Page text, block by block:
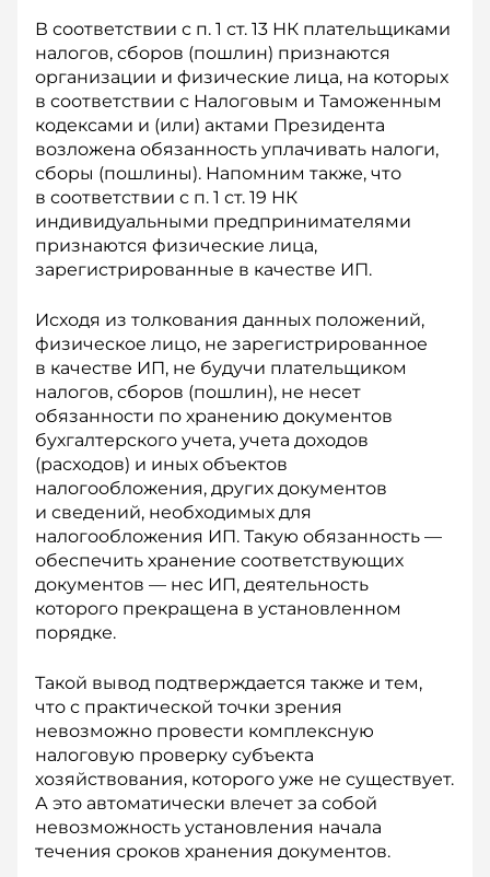
В соответствии с п. 1 ст. 13 НК плательщиками
налогов, сборов (пошлин) признаются
организации и физические лица, на которых
в соответствии с Налоговым и Таможенным
кодексами и (или) актами Президента
возложена обязанность уплачивать налоги,
сборы (пошлины). Напомним также, что
в соответствии с п. 1 ст. 19 НК
индивидуальными предпринимателями
признаются физические лица,
зарегистрированные в качестве ИП.
Исходя из толкования данных положений,
физическое лицо, не зарегистрированное
в качестве ИП, не будучи плательщиком
налогов, сборов (пошлин), не несет
обязанности по хранению документов
бухгалтерского учета, учета доходов
(расходов) и иных объектов
налогообложения, других документов
и сведений, необходимых для
налогообложения ИП. Такую обязанность —
обеспечить хранение соответствующих
документов — нес ИП, деятельность
которого прекращена в установленном
порядке.
Такой вывод подтверждается также и тем,
что с практической точки зрения
невозможно провести комплексную
налоговую проверку субъекта
хозяйствования, которого уже не существует.
А это автоматически влечет за собой
невозможность установления начала
течения сроков хранения документов.